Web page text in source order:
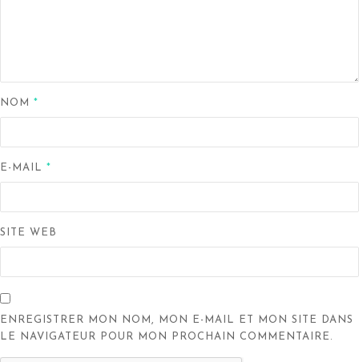
NOM *
E-MAIL *
SITE WEB
ENREGISTRER MON NOM, MON E-MAIL ET MON SITE DANS
LE NAVIGATEUR POUR MON PROCHAIN COMMENTAIRE.